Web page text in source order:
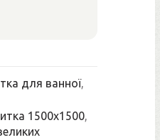
для ванної,
1500x1500,